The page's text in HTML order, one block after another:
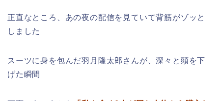
正直なところ、あの夜の配信を見ていて背筋がゾッと
しました
スーツに身を包んだ羽月隆太郎さんが、深々と頭を下
げた瞬間